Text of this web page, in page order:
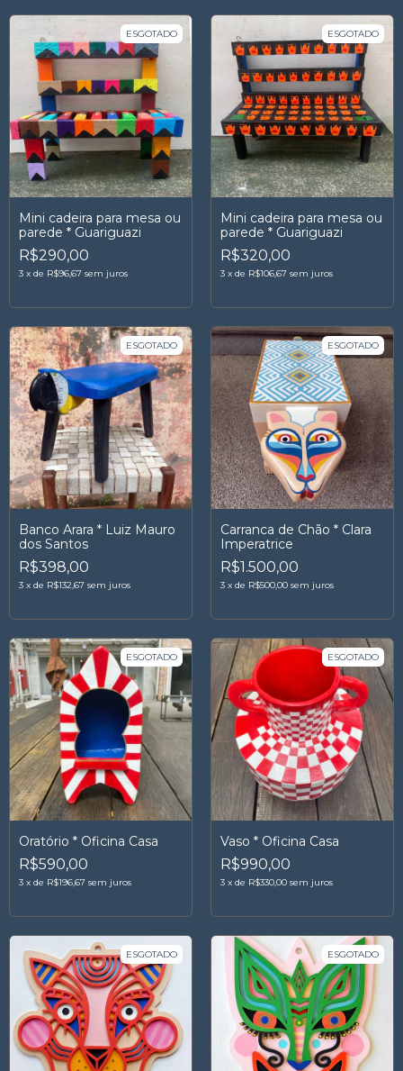
ESGOTADO
Mini cadeira para mesa ou
parede * Guariguazi
R$290,00
3 x de R$96,67 sem juros
ESGOTADO
Mini cadeira para mesa ou
parede * Guariguazi
R$320,00
3 x de R$106,67 sem juros
ESGOTADO
Banco Arara * Luiz Mauro
dos Santos
R$398,00
3 x de R$132,67 sem juros
ESGOTADO
Carranca de Chão * Clara
Imperatrice
R$1.500,00
3 x de R$500,00 sem juros
ESGOTADO
Oratório * Oficina Casa
R$590,00
3 x de R$196,67 sem juros
ESGOTADO
Vaso * Oficina Casa
R$990,00
3 x de R$330,00 sem juros
ESGOTADO ESGOTADO